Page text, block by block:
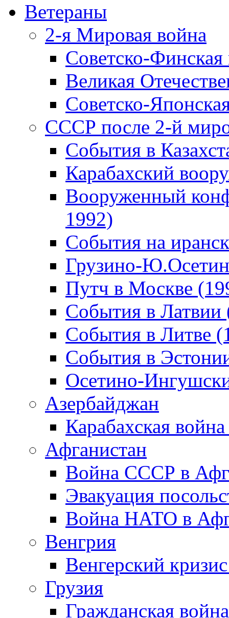
Ветераны
2-я Мировая война
Советско-
Великая
Советско-
СССР после 2-й
События в
Карабахский
Вооруженный
1992)
События на
Грузино-
Путч в Москве
События в Латвии
События в Литве
События в
Осетино-
Азербайджан
Карабахская
Афганистан
Война СССР в
Эвакуация
Война НАТО в
Венгрия
Венгерский
Грузия
Гражданская